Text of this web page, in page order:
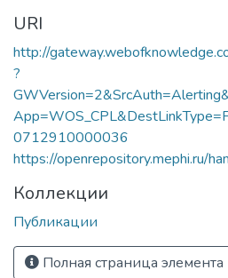
подготовку
по социо-
URI
http://
?
0712910000036
https://openrepository.mephi.ru/
Коллекции
Публикации
Полная страница элемента